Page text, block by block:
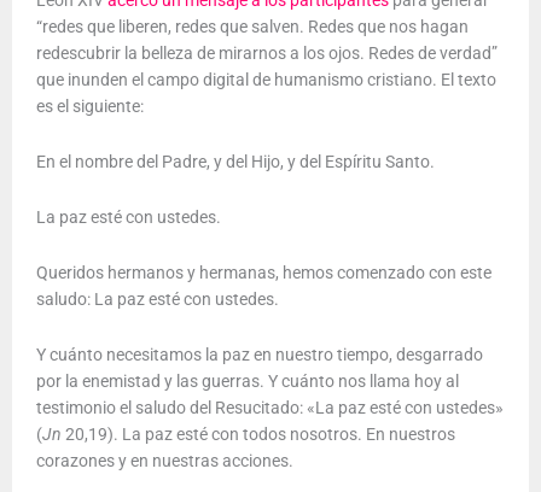
“redes que liberen, redes que salven. Redes que nos hagan
redescubrir la belleza de mirarnos a los ojos. Redes de verdad”
que inunden el campo digital de humanismo cristiano. El texto
es el siguiente:
En el nombre del Padre, y del Hijo, y del Espíritu Santo.
La paz esté con ustedes.
Queridos hermanos y hermanas, hemos comenzado con este
saludo: La paz esté con ustedes.
Y cuánto necesitamos la paz en nuestro tiempo, desgarrado
por la enemistad y las guerras. Y cuánto nos llama hoy al
testimonio el saludo del Resucitado: «La paz esté con ustedes»
(Jn 20,19). La paz esté con todos nosotros. En nuestros
corazones y en nuestras acciones.